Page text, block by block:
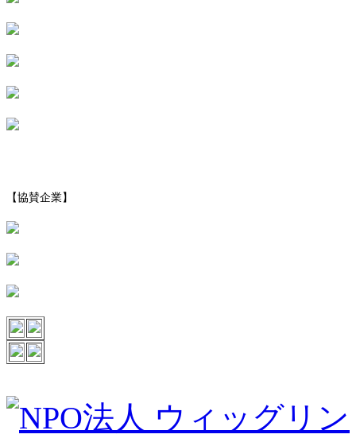
【協賛企業】